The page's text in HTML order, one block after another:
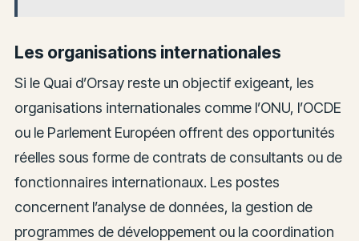
Les organisations internationales
Si le Quai d’Orsay reste un objectif exigeant, les
organisations internationales comme l’ONU, l’OCDE
ou le Parlement Européen offrent des opportunités
réelles sous forme de contrats de consultants ou de
fonctionnaires internationaux. Les postes
concernent l’analyse de données, la gestion de
programmes de développement ou la coordination